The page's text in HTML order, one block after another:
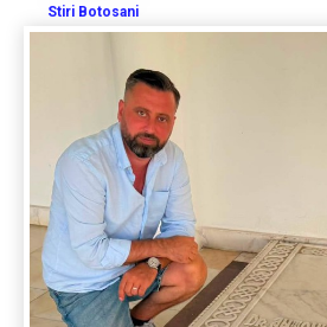
Stiri Botosani